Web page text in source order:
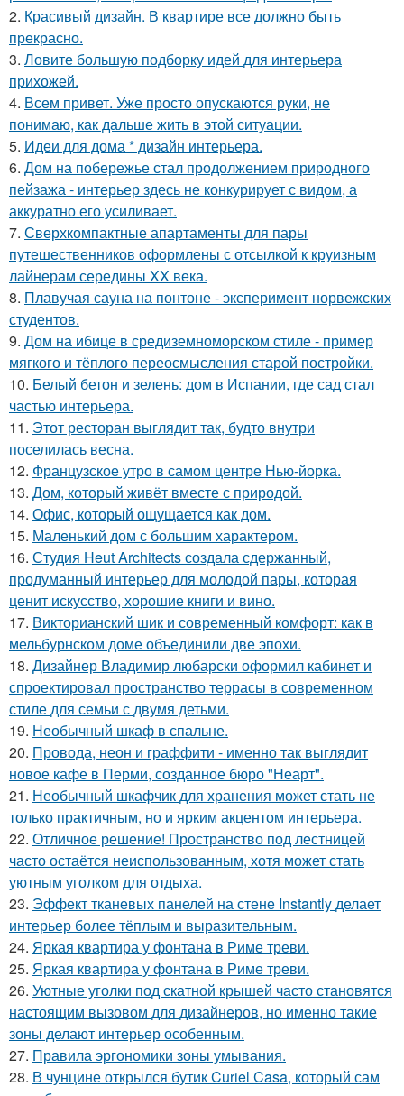
2. Красивый дизайн. В квартире все должно быть
прекрасно.
3. Ловите большую подборку идей для интерьера
прихожей.
4. Всем привет. Уже просто опускаются руки, не
понимаю, как дальше жить в этой ситуации.
5. Идеи для дома * дизайн интерьера.
6. Дом на побережье стал продолжением природного
пейзажа - интерьер здесь не конкурирует с видом, а
аккуратно его усиливает.
7. Сверхкомпактные апартаменты для пары
путешественников оформлены с отсылкой к круизным
лайнерам середины XX века.
8. Плавучая сауна на понтоне - эксперимент норвежских
студентов.
9. Дом на ибице в средиземноморском стиле - пример
мягкого и тёплого переосмысления старой постройки.
10. Белый бетон и зелень: дом в Испании, где сад стал
частью интерьера.
11. Этот ресторан выглядит так, будто внутри
поселилась весна.
12. Французское утро в самом центре Нью-йорка.
13. Дом, который живёт вместе с природой.
14. Офис, который ощущается как дом.
15. Маленький дом с большим характером.
16. Студия Heut Architects создала сдержанный,
продуманный интерьер для молодой пары, которая
ценит искусство, хорошие книги и вино.
17. Викторианский шик и современный комфорт: как в
мельбурнском доме объединили две эпохи.
18. Дизайнер Владимир любарски оформил кабинет и
спроектировал пространство террасы в современном
стиле для семьи с двумя детьми.
19. Необычный шкаф в спальне.
20. Провода, неон и граффити - именно так выглядит
новое кафе в Перми, созданное бюро "Неарт".
21. Необычный шкафчик для хранения может стать не
только практичным, но и ярким акцентом интерьера.
22. Отличное решение! Пространство под лестницей
часто остаётся неиспользованным, хотя может стать
уютным уголком для отдыха.
23. Эффект тканевых панелей на стене Instantly делает
интерьер более тёплым и выразительным.
24. Яркая квартира у фонтана в Риме треви.
25. Яркая квартира у фонтана в Риме треви.
26. Уютные уголки под скатной крышей часто становятся
настоящим вызовом для дизайнеров, но именно такие
зоны делают интерьер особенным.
27. Правила эргономики зоны умывания.
28. В чунцине открылся бутик Curiel Casa, который сам